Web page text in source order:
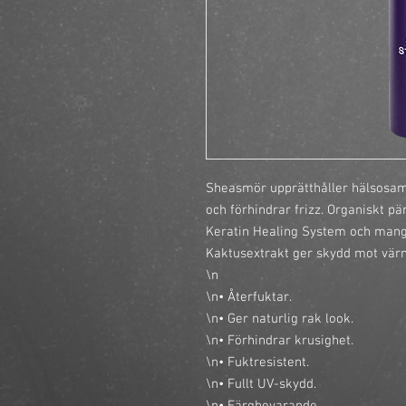
Sheasmör upprätthåller
och förhindrar frizz. Organiskt
Keratin Healing System och
Kaktusextrakt ger skydd mot
\n
\n• Återfuktar.
\n• Ger naturlig rak look.
\n• Förhindrar krusighet.
\n• Fuktresistent.
\n• Fullt UV-skydd.